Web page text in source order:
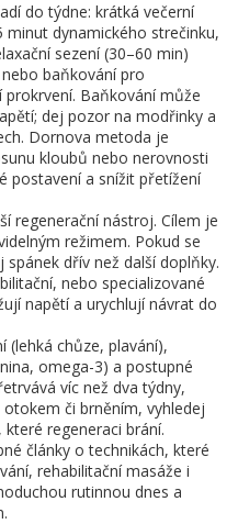
do týdne: krátká večerní
minut dynamického strečinku,
sezení (30–60 min)
baňkování pro
Baňkování může
dej pozor na modřinky a
Dornova metoda je
kloubů nebo nerovnosti
postavení a snížit přetížení
regenerační nástroj. Cílem je
režimem. Pokud se
dřív než další doplňky.
nebo specializované
napětí a urychlují návrat do
(lehká chůze, plavání),
omega-3) a postupné
víc než dva týdny,
či brněním, vyhledej
regeneraci brání.
články o technikách, které
rehabilitační masáže i
rutinnou dnes a